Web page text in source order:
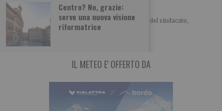
Centro? No, grazie:
serve una nuova visione
riformatrice
La Cisl vince. Basta conflitti
LO SCENARIO POLITICO di Giorgio Merlo Il ruolo del sindacato,
storicamente, passa attraverso la contrattazione, il
IL METEO E' OFFERTO DA